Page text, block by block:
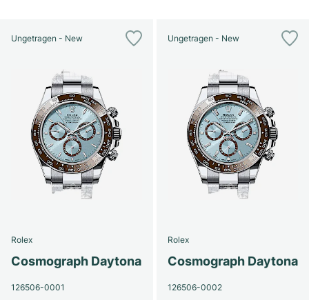
Ungetragen - New
Rolex
Cosmograph Daytona
126506-0001
Ungetragen - New
Rolex
Cosmograph Daytona
126506-0002